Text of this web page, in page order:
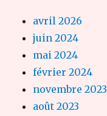
avril 2026
juin 2024
mai 2024
février 2024
novembre 2023
août 2023